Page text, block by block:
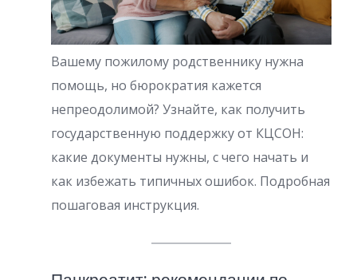
Вашему пожилому родственнику нужна
помощь, но бюрократия кажется
непреодолимой? Узнайте, как получить
государственную поддержку от КЦСОН:
какие документы нужны, с чего начать и
как избежать типичных ошибок. Подробная
пошаговая инструкция.